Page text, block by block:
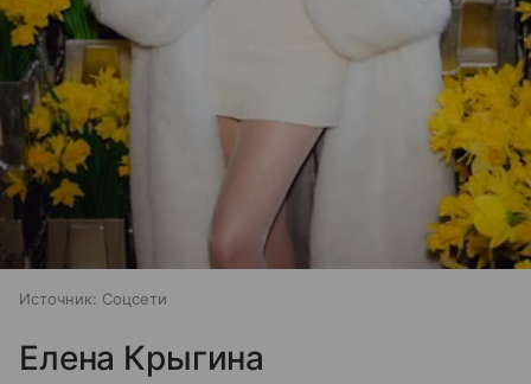
Источник: Соцсети
Елена Крыгина